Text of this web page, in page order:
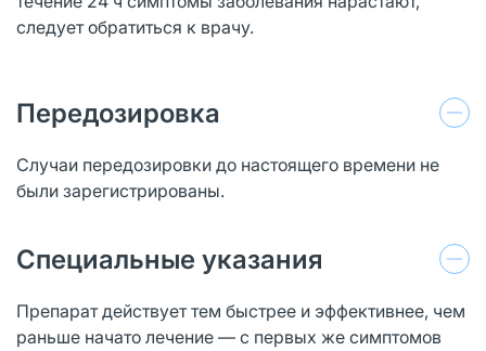
следует обратиться к врачу.
Передозировка
Случаи передозировки до настоящего времени не
были зарегистрированы.
Специальные указания
Препарат действует тем быстрее и эффективнее, чем
раньше начато лечение — с первых же симптомов